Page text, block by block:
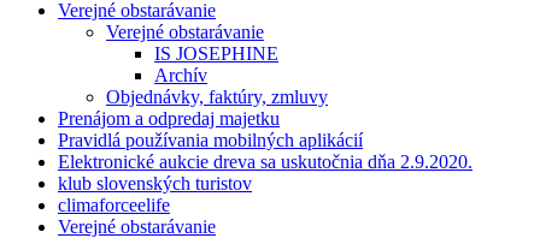
Verejné obstarávanie
Verejné obstarávanie
IS JOSEPHINE
Archív
Objednávky, faktúry, zmluvy
Prenájom a odpredaj majetku
Pravidlá používania mobilných aplikácií
Elektronické aukcie dreva sa uskutočnia dňa 2.9.2020.
klub slovenských turistov
climaforceelife
Verejné obstarávanie